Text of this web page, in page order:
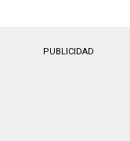
PUBLICIDAD